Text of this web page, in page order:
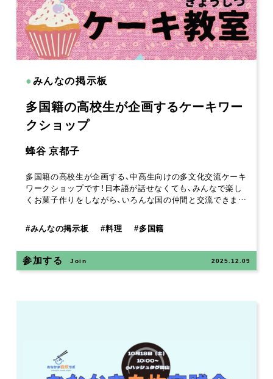
●みんなの掲示板
多国籍の高校生が企画するケーキワー
クショップ
蜂谷 京都子
多国籍の高校生が企画する、中高生向けの多文化交流ケーキ
ワークショップです！日本語が話せなくても、みんなで楽し
くお菓子作りをしながら、いろんな国の仲間と交流できま…
#みんなの掲示板 #料理 #多国籍
参加する Join 2025.12.09